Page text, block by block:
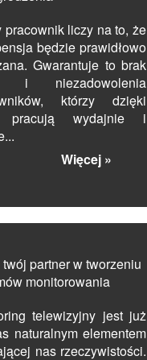
pracownik liczy na to, że
będzie prawidłowo
Gwarantuje to brak
i niezadowolenia
którzy dzięki
pracują wydajnie i
Więcej »
partner w tworzeniu
monitorowania
telewizyjny jest już
naturalnym elementem
nas rzeczywistości.